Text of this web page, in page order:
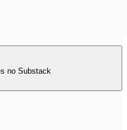
no Substack